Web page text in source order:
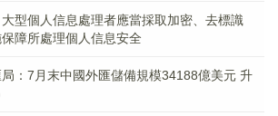
型個人信息處理者應當採取加密、去標識
障所處理個人信息安全
局：7月末中國外匯儲備規模34188億美元 升